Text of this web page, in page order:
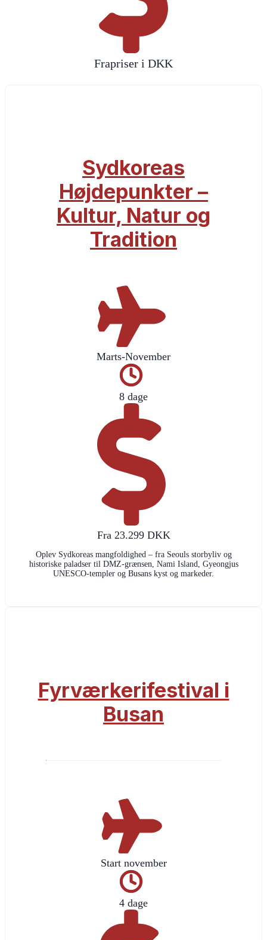
Frapriser i DKK
Sydkoreas
Højdepunkter –
Kultur, Natur og
Tradition
Marts-November
8 dage
Fra 23.299 DKK
Oplev Sydkoreas mangfoldighed – fra Seouls storbyliv og
historiske paladser til DMZ-grænsen, Nami Island, Gyeongjus
UNESCO-templer og Busans kyst og markeder.
Fyrværkerifestival i
Busan
Start november
4 dage